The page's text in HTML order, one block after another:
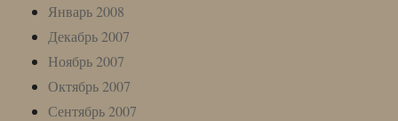
Январь 2008
Декабрь 2007
Ноябрь 2007
Октябрь 2007
Сентябрь 2007